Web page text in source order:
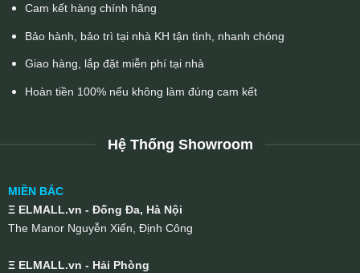
Cam kết hàng chính hãng
Bảo hành, bảo trì tại nhà KH tận tình, nhanh chóng
Giao hàng, lắp đặt miễn phí tại nhà
Hoàn tiền 100% nếu không làm đúng cam kết
Hệ Thống Showroom
MIỀN BẮC
Ξ ELMALL.vn - Đống Đa, Hà Nội
The Manor Nguyễn Xiển, Định Công
Ξ ELMALL.vn - Hải Phòng